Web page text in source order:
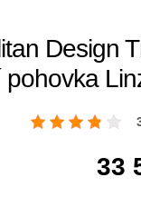
Design
pohovka
33